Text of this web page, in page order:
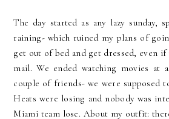
The day started as any lazy sunday,
raining- which ruined my plans of
get out of bed and get dressed, even
mail. We ended watching movies at
couple of friends- we were supposed
Heats were losing and nobody was
Miami team lose. About my outfit: